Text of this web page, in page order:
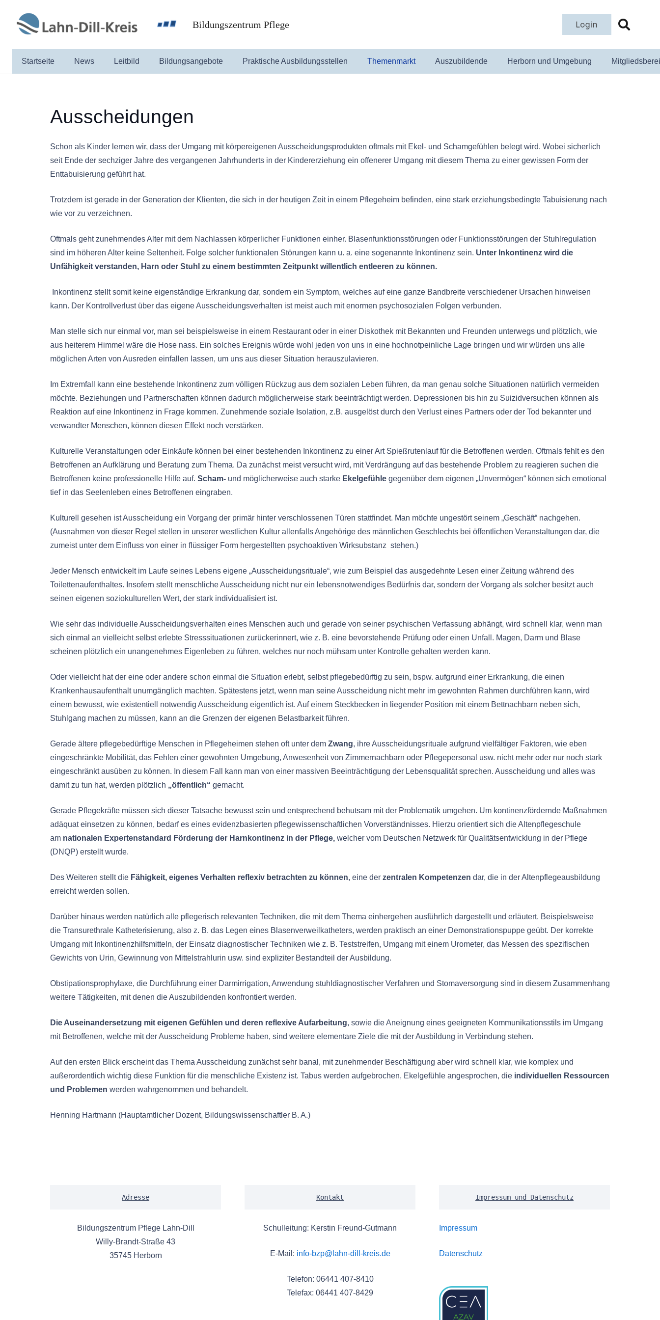
Bildungszentrum Pflege
Startseite News Leitbild Bildungsangebote Praktische Ausbildungsstellen Themenmarkt Auszubildende Herborn und Umgebung
Ausscheidungen
Schon als Kinder lernen wir, dass der Umgang mit körpereigenen Ausscheidungsprodukten oftmals mit Ekel- und Schamgefühlen belegt wird. Wobei sicherlich
seit Ende der sechziger Jahre des vergangenen Jahrhunderts in der Kindererziehung ein offenerer Umgang mit diesem Thema zu einer gewissen Form der
Enttabuisierung geführt hat.
Trotzdem ist gerade in der Generation der Klienten, die sich in der heutigen Zeit in einem Pflegeheim befinden, eine stark erziehungsbedingte Tabuisierung nach
wie vor zu verzeichnen.
Oftmals geht zunehmendes Alter mit dem Nachlassen körperlicher Funktionen einher. Blasenfunktionsstörungen oder Funktionsstörungen der Stuhlregulation
sind im höheren Alter keine Seltenheit. Folge solcher funktionalen Störungen kann u. a. eine sogenannte Inkontinenz sein. Unter Inkontinenz wird die
Unfähigkeit verstanden, Harn oder Stuhl zu einem bestimmten Zeitpunkt willentlich entleeren zu können.
Inkontinenz stellt somit keine eigenständige Erkrankung dar, sondern ein Symptom, welches auf eine ganze Bandbreite verschiedener Ursachen hinweisen
kann. Der Kontrollverlust über das eigene Ausscheidungsverhalten ist meist auch mit enormen psychosozialen Folgen verbunden.
Man stelle sich nur einmal vor, man sei beispielsweise in einem Restaurant oder in einer Diskothek mit Bekannten und Freunden unterwegs und plötzlich, wie
aus heiterem Himmel wäre die Hose nass. Ein solches Ereignis würde wohl jeden von uns in eine hochnotpeinliche Lage bringen und wir würden uns alle
möglichen Arten von Ausreden einfallen lassen, um uns aus dieser Situation herauszulavieren.
Im Extremfall kann eine bestehende Inkontinenz zum völligen Rückzug aus dem sozialen Leben führen, da man genau solche Situationen natürlich vermeiden
möchte. Beziehungen und Partnerschaften können dadurch möglicherweise stark beeinträchtigt werden. Depressionen bis hin zu Suizidversuchen können als
Reaktion auf eine Inkontinenz in Frage kommen. Zunehmende soziale Isolation, z.B. ausgelöst durch den Verlust eines Partners oder der Tod bekannter und
verwandter Menschen, können diesen Effekt noch verstärken.
Kulturelle Veranstaltungen oder Einkäufe können bei einer bestehenden Inkontinenz zu einer Art Spießrutenlauf für die Betroffenen werden. Oftmals fehlt es den
Betroffenen an Aufklärung und Beratung zum Thema. Da zunächst meist versucht wird, mit Verdrängung auf das bestehende Problem zu reagieren suchen die
Betroffenen keine professionelle Hilfe auf. Scham- und möglicherweise auch starke Ekelgefühle gegenüber dem eigenen „Unvermögen“ können sich emotional
tief in das Seelenleben eines Betroffenen eingraben.
Kulturell gesehen ist Ausscheidung ein Vorgang der primär hinter verschlossenen Türen stattfindet. Man möchte ungestört seinem „Geschäft“ nachgehen.
(Ausnahmen von dieser Regel stellen in unserer westlichen Kultur allenfalls Angehörige des männlichen Geschlechts bei öffentlichen Veranstaltungen dar, die
zumeist unter dem Einfluss von einer in flüssiger Form hergestellten psychoaktiven Wirksubstanz stehen.)
Jeder Mensch entwickelt im Laufe seines Lebens eigene „Ausscheidungsrituale“, wie zum Beispiel das ausgedehnte Lesen einer Zeitung während des
Toilettenaufenthaltes. Insofern stellt menschliche Ausscheidung nicht nur ein lebensnotwendiges Bedürfnis dar, sondern der Vorgang als solcher besitzt auch
seinen eigenen soziokulturellen Wert, der stark individualisiert ist.
Wie sehr das individuelle Ausscheidungsverhalten eines Menschen auch und gerade von seiner psychischen Verfassung abhängt, wird schnell klar, wenn man
sich einmal an vielleicht selbst erlebte Stresssituationen zurückerinnert, wie z. B. eine bevorstehende Prüfung oder einen Unfall. Magen, Darm und Blase
scheinen plötzlich ein unangenehmes Eigenleben zu führen, welches nur noch mühsam unter Kontrolle gehalten werden kann.
Oder vielleicht hat der eine oder andere schon einmal die Situation erlebt, selbst pflegebedürftig zu sein, bspw. aufgrund einer Erkrankung, die einen
Krankenhausaufenthalt unumgänglich machten. Spätestens jetzt, wenn man seine Ausscheidung nicht mehr im gewohnten Rahmen durchführen kann, wird
einem bewusst, wie existentiell notwendig Ausscheidung eigentlich ist. Auf einem Steckbecken in liegender Position mit einem Bettnachbarn neben sich,
Stuhlgang machen zu müssen, kann an die Grenzen der eigenen Belastbarkeit führen.
Gerade ältere pflegebedürftige Menschen in Pflegeheimen stehen oft unter dem Zwang, ihre Ausscheidungsrituale aufgrund vielfältiger Faktoren, wie eben
eingeschränkte Mobilität, das Fehlen einer gewohnten Umgebung, Anwesenheit von Zimmernachbarn oder Pflegepersonal usw. nicht mehr oder nur noch stark
eingeschränkt ausüben zu können. In diesem Fall kann man von einer massiven Beeinträchtigung der Lebensqualität sprechen. Ausscheidung und alles was
damit zu tun hat, werden plötzlich „öffentlich“ gemacht.
Gerade Pflegekräfte müssen sich dieser Tatsache bewusst sein und entsprechend behutsam mit der Problematik umgehen. Um kontinenzfördernde Maßnahmen
adäquat einsetzen zu können, bedarf es eines evidenzbasierten pflegewissenschaftlichen Vorverständnisses. Hierzu orientiert sich die Altenpflegeschule
am nationalen Expertenstandard Förderung der Harnkontinenz in der Pflege, welcher vom Deutschen Netzwerk für Qualitätsentwicklung in der Pflege
(DNQP) erstellt wurde.
Des Weiteren stellt die Fähigkeit, eigenes Verhalten reflexiv betrachten zu können, eine der zentralen Kompetenzen dar, die in der Altenpflegeausbildung
erreicht werden sollen.
Darüber hinaus werden natürlich alle pflegerisch relevanten Techniken, die mit dem Thema einhergehen ausführlich dargestellt und erläutert. Beispielsweise
die Transurethrale Katheterisierung, also z. B. das Legen eines Blasenverweilkatheters, werden praktisch an einer Demonstrationspuppe geübt. Der korrekte
Umgang mit Inkontinenzhilfsmitteln, der Einsatz diagnostischer Techniken wie z. B. Teststreifen, Umgang mit einem Urometer, das Messen des spezifischen
Gewichts von Urin, Gewinnung von Mittelstrahlurin usw. sind expliziter Bestandteil der Ausbildung.
Obstipationsprophylaxe, die Durchführung einer Darmirrigation, Anwendung stuhldiagnostischer Verfahren und Stomaversorgung sind in diesem Zusammenhang
weitere Tätigkeiten, mit denen die Auszubildenden konfrontiert werden.
Die Auseinandersetzung mit eigenen Gefühlen und deren reflexive Aufarbeitung, sowie die Aneignung eines geeigneten Kommunikationsstils im Umgang
mit Betroffenen, welche mit der Ausscheidung Probleme haben, sind weitere elementare Ziele die mit der Ausbildung in Verbindung stehen.
Auf den ersten Blick erscheint das Thema Ausscheidung zunächst sehr banal, mit zunehmender Beschäftigung aber wird schnell klar, wie komplex und
außerordentlich wichtig diese Funktion für die menschliche Existenz ist. Tabus werden aufgebrochen, Ekelgefühle angesprochen, die individuellen Ressourcen
und Problemen werden wahrgenommen und behandelt.
Henning Hartmann (Hauptamtlicher Dozent, Bildungswissenschaftler B. A.)
Adresse
Bildungszentrum Pflege Lahn-Dill
Willy-Brandt-Straße 43
35745 Herborn
Kontakt
Schulleitung: Kerstin Freund-Gutmann
E-Mail: info-bzp@lahn-dill-kreis.de
Telefon: 06441 407-8410
Telefax: 06441 407-8429
Impressum und Datenschutz
Impressum
Datenschutz